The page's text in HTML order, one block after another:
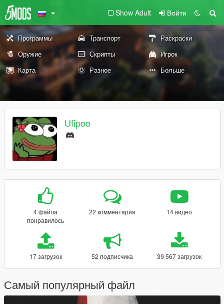
Show Adult Войти
Программы Транспорт
Раскраски
Оружие
Скрипты
Игрок
Карта
Разное Больше
Ufipoo
4 файла
понравилось
22 комментария 14 видео
17 загрузок 52 подписчика 39 567 загрузок
Самый популярный файл